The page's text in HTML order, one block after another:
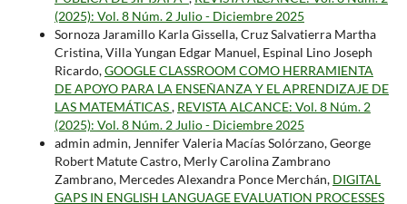
(2025): Vol. 8 Núm. 2 Julio - Diciembre 2025
Sornoza Jaramillo Karla Gissella, Cruz Salvatierra Martha
Cristina, Villa Yungan Edgar Manuel, Espinal Lino Joseph
Ricardo,GOOGLE CLASSROOM COMO HERRAMIENTA
DE APOYO PARA LA ENSEÑANZA Y EL APRENDIZAJE DE
LAS MATEMÁTICAS, REVISTA ALCANCE: Vol. 8 Núm. 2
(2025): Vol. 8 Núm. 2 Julio - Diciembre 2025
admin admin, Jennifer Valeria Macías Solórzano, George
Robert Matute Castro, Merly Carolina Zambrano
Zambrano, Mercedes Alexandra Ponce Merchán, DIGITAL
GAPS IN ENGLISH LANGUAGE EVALUATION PROCESSES